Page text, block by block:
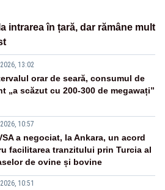
intrarea în țară, dar rămâne mult
13:02
orar de seară, consumul de
„a scăzut cu 200-300 de megawați”
10:57
a negociat, la Ankara, un acord
facilitarea tranzitului prin Turcia al
de ovine și bovine
10:51